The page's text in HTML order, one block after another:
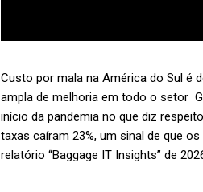
Custo por mala na América do Sul é
ampla de melhoria em todo o setor
início da pandemia no que diz
taxas caíram 23%, um sinal de que
relatório “Baggage IT Insights” de